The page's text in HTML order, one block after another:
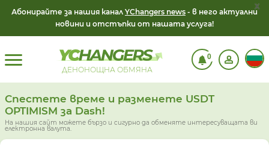
Абонирайте за нашия канал YChangers news - в него актуални
новини и отстъпки от нашата услуга!
x
ДЕНОНОЩНА ОБМЯНА
0
Спестете време и разменете USDT
OPTIMISM за Dash!
На нашия сайт можете бързо и сигурно да обменяте интересуващата ви
електронна валута.